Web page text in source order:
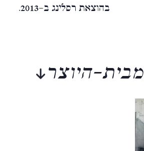
בהוצאת רסלינג ב-2013.
מבית-היוצר